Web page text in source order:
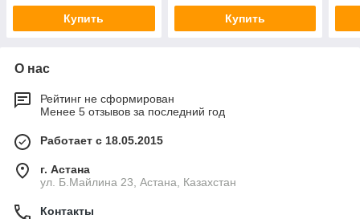
Купить Купить
О нас
Рейтинг не сформирован
Менее 5 отзывов за последний год
Работает с 18.05.2015
г. Астана
ул. Б.Майлина 23, Астана, Казахстан
Контакты